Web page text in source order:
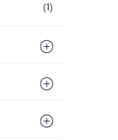
(1)